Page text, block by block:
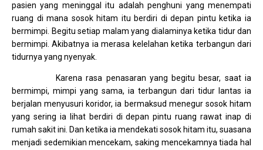
pasien yang meninggal itu adalah penghuni yang menempati
ruang di mana sosok hitam itu berdiri di depan pintu ketika ia
bermimpi. Begitu setiap malam yang dialaminya ketika tidur dan
bermimpi. Akibatnya ia merasa kelelahan ketika terbangun dari
tidurnya yang nyenyak.
Karena rasa penasaran yang begitu besar, saat ia
bermimpi, mimpi yang sama, ia terbangun dari tidur lantas ia
berjalan menyusuri koridor, ia bermaksud menegur sosok hitam
yang sering ia lihat berdiri di depan pintu ruang rawat inap di
rumah sakit ini. Dan ketika ia mendekati sosok hitam itu, suasana
menjadi sedemikian mencekam, saking mencekamnya tiada hal